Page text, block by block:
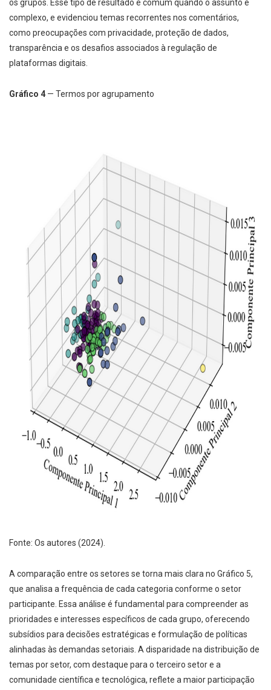
os grupos. Esse tipo de resultado é comum quando o assunto é
complexo, e evidenciou temas recorrentes nos comentários,
como preocupações com privacidade, proteção de dados,
transparência e os desafios associados à regulação de
plataformas digitais.
Gráfico 4 — Termos por agrupamento
Fonte: Os autores (2024).
A comparação entre os setores se torna mais clara no Gráfico 5,
que analisa a frequência de cada categoria conforme o setor
participante. Essa análise é fundamental para compreender as
prioridades e interesses específicos de cada grupo, oferecendo
subsídios para decisões estratégicas e formulação de políticas
alinhadas às demandas setoriais. A disparidade na distribuição de
temas por setor, com destaque para o terceiro setor e a
comunidade científica e tecnológica, reflete a maior participação